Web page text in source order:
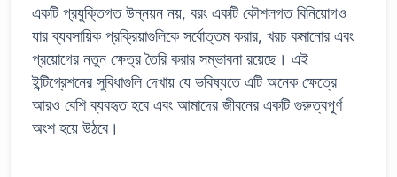
একটি প্রযুক্তিগত উন্নয়ন নয়, বরং একটি কৌশলগত বিনিয়োগও
যার ব্যবসায়িক প্রক্রিয়াগুলিকে সর্বোত্তম করার, খরচ কমানোর এবং
প্রয়োগের নতুন ক্ষেত্র তৈরি করার সম্ভাবনা রয়েছে। এই
ইন্টিগ্রেশনের সুবিধাগুলি দেখায় যে ভবিষ্যতে এটি অনেক ক্ষেত্রে
আরও বেশি ব্যবহৃত হবে এবং আমাদের জীবনের একটি গুরুত্বপূর্ণ
অংশ হয়ে উঠবে।